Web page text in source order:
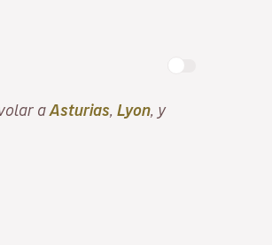
a Asturias Lyon , y